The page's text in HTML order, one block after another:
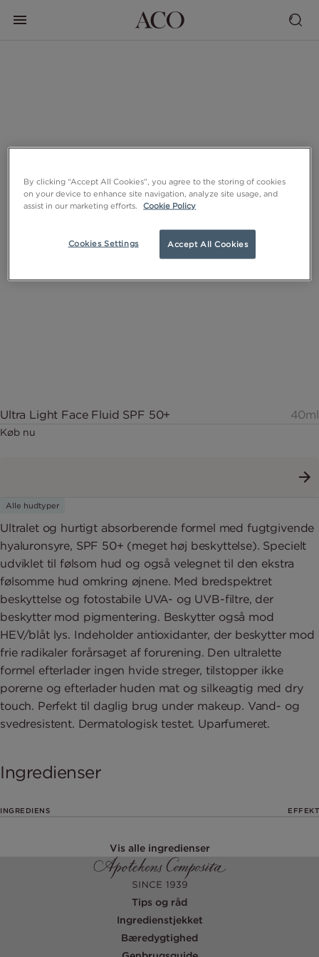
Ultra Light Face Fluid SPF 50+ 40ml
Køb nu
Alle hudtyper
Ultralet og hurtigt absorberende formel med fugtgivende
hyaluronsyre, SPF 50+ (meget høj beskyttelse). Specielt
udviklet til følsom hud og også velegnet til den ekstra
følsomme hud omkring øjnene. Med bredspektret
beskyttelse og fotostabile UVA- og UVB-filtre, der
beskytter mod pigmentering. Beskytter også mod
HEV/blåt lys. Indeholder antioxidanter, der beskytter mod
frie radikaler forårsaget af forurening. Den ultralette
formel efterlader ingen hvide streger, tilstopper ikke
porerne og efterlader huden mat og silkeagtig med dry
touch. Perfekt til daglig brug under makeup. Vand- og
svedresistent. Dermatologisk testet. Uparfumeret.
Ingredienser
INGREDIENS EFFEKT
Vis alle ingredienser
Tips og råd
Ingredienstjekket
Bæredygtighed
By clicking “Accept All Cookies”, you agree to the storing of cookies
on your device to enhance site navigation, analyze site usage, and
assist in our marketing efforts.
Cookie Policy
Cookies Settings Accept All Cookies